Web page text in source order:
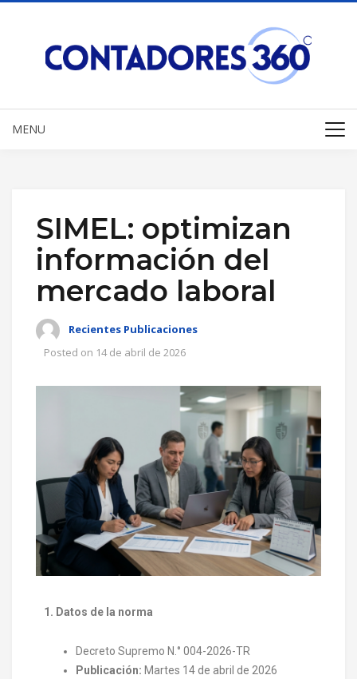
MENU
SIMEL: optimizan
información del
mercado laboral
Recientes Publicaciones
Posted on 14 de abril de 2026
1. Datos de la norma
Decreto Supremo N.° 004-2026-TR
Publicación: Martes 14 de abril de 2026